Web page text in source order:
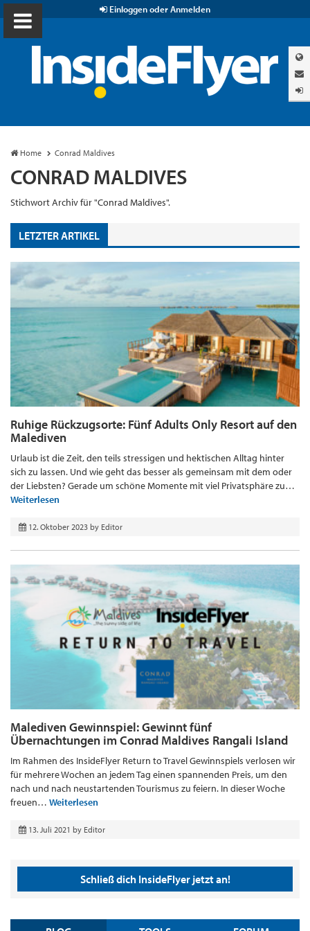
Einloggen oder Anmelden
Home Conrad Maldives
CONRAD MALDIVES
Stichwort Archiv für "Conrad Maldives".
LETZTER ARTIKEL
Ruhige Rückzugsorte: Fünf Adults Only Resort auf den
Malediven
Urlaub ist die Zeit, den teils stressigen und hektischen Alltag hinter
sich zu lassen. Und wie geht das besser als gemeinsam mit dem oder
der Liebsten? Gerade um schöne Momente mit viel Privatsphäre zu…
Weiterlesen
12. Oktober 2023 by Editor
Malediven Gewinnspiel: Gewinnt fünf
Übernachtungen im Conrad Maldives Rangali Island
Im Rahmen des InsideFlyer Return to Travel Gewinnspiels verlosen wir
für mehrere Wochen an jedem Tag einen spannenden Preis, um den
nach und nach neustartenden Tourismus zu feiern. In dieser Woche
freuen… Weiterlesen
13. Juli 2021 by Editor
Schließ dich InsideFlyer jetzt an!